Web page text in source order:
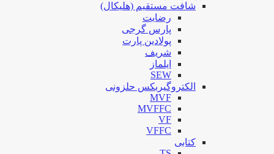
شافت مستقیم (هلیکال)
رضایت
پارس گرجی
پولادین پارت
شریف
ایلماز
SEW
الکتروگیربکس حلزونی
MVF
MVFFC
VF
VFFC
کتابی